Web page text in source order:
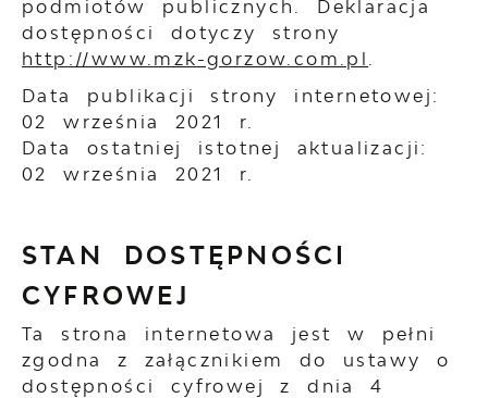
podmiotów publicznych. Deklaracja
dostępności dotyczy strony
http://www.mzk-gorzow.com.pl .
Data publikacji strony internetowej:
02 września 2021 r.
Data ostatniej istotnej aktualizacji:
02 września 2021 r.
STAN DOSTĘPNOŚCI
CYFROWEJ
Ta strona internetowa jest w pełni
zgodna z załącznikiem do ustawy o
dostępności cyfrowej z dnia 4